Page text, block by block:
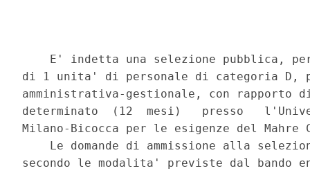
E' indetta una selezione pubblica,
di 1 unita' di personale di categoria D,
amministrativa-gestionale, con rapporto
determinato  (12  mesi)   presso
Milano-Bicocca per le esigenze del
Le domande di ammissione alla
secondo le modalita' previste dal